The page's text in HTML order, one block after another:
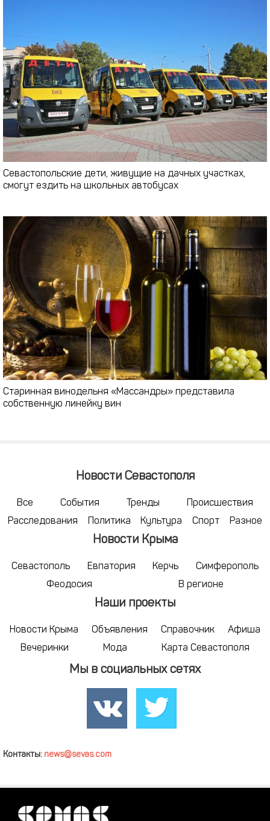
Севастопольские дети, живущие на дачных участках,
смогут ездить на школьных автобусах
Старинная винодельня «Массандры» представила
собственную линейку вин
Новости Севастополя
Все События Тренды
Происшествия
Расследования
Политика Культура Спорт Разное
Новости Крыма
Севастополь Евпатория Керчь
Симферополь
Феодосия
В регионе
Наши проекты
Новости Крыма Объявления Справочник
Афиша
Вечеринки
Мода Карта Севастополя
Мы в социальных сетях
Контакты: news@sevas.com